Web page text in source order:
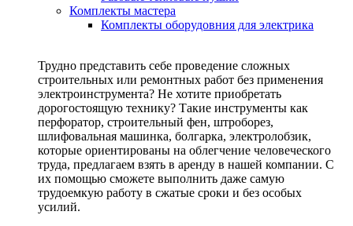
Комплекты мастера
Комплекты оборудовния для электрика
Трудно представить себе проведение сложных
строительных или ремонтных работ без применения
электроинструмента? Не хотите приобретать
дорогостоящую технику? Такие инструменты как
перфоратор, строительный фен, штроборез,
шлифовальная машинка, болгарка, электролобзик,
которые ориентированы на облегчение человеческого
труда, предлагаем взять в аренду в нашей компании. С
их помощью сможете выполнить даже самую
трудоемкую работу в сжатые сроки и без особых
усилий.